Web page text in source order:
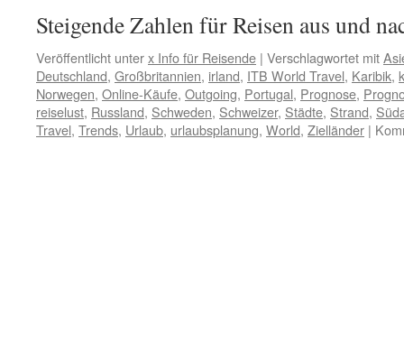
hat
Fragen
Steigende Zahlen für Reisen aus und
Veröffentlicht unterx Info für Reisende | Verschlagwortet mit
Deutschland, Großbritannien, irland, ITB World Travel, Karibik,
Norwegen, Online-Käufe, Outgoing, Portugal, Prognose,
reiselust, Russland, Schweden, Schweizer, Städte, Strand,
Travel, Trends, Urlaub, urlaubsplanung, World, Zielländer |